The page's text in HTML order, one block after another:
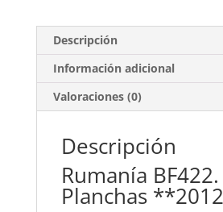
Descripción
Información adicional
Valoraciones (0)
Descripción
Rumanía
Planchas **2012